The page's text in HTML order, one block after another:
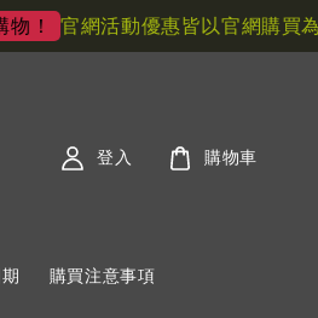
官網活動優惠皆以官網購買為主
購買注意事項
登入 購物車